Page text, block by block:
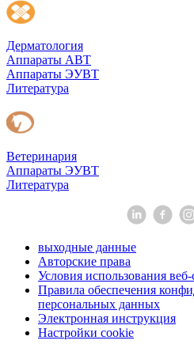
Дерматология
Аппараты АВТ
Аппараты ЭУВТ
Литература
Ветеринария
Аппараты ЭУВТ
Литература
выходные данные
Авторские права
Условия использования веб-
Правила обеспечения
персональных данных
Электронная инструкция
Настройки cookie